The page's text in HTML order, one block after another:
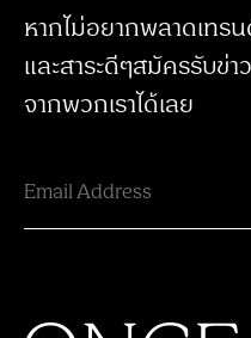
หากไม่อยากพลาดเทร
และสาระดีๆสมัครรับข่า
จากพวกเราได้เลย